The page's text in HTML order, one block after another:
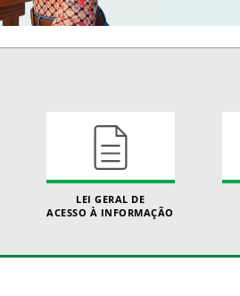
LEI GERAL DE
ACESSO À INFORMAÇÃO